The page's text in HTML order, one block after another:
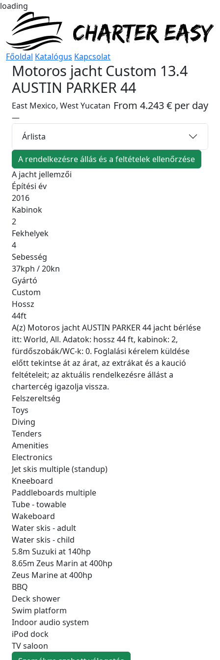
loading
Főoldal Katalógus Kapcsolat
Motoros jacht Custom 13.4
AUSTIN PARKER 44
From 4.243 € per day
East Mexico, West Yucatan
—
Árlista
A rendelkezésre állás és a feltételek ellenőrzése
A jacht jellemzői
Építési év
2016
Kabinok
2
Fekhelyek
4
Sebesség
37kph / 20kn
Gyártó
Custom
Hossz
44ft
A(z) Motoros jacht AUSTIN PARKER 44 jacht bérlése
itt: World, All. Adatok: hossz 44 ft, kabinok: 2,
fürdőszobák/WC-k: 0. Foglalási kérelem küldése
előtt tekintse át az árat, az extrákat és a kaució
feltételeit; az aktuális rendelkezésre állást a
chartercég igazolja vissza.
Felszereltség
Toys
Diving
Tenders
Amenities
Electronics
Jet skis multiple (standup)
Kneeboard
Paddleboards multiple
Tube - towable
Wakeboard
Water skis - adult
Water skis - child
5.8m Suzuki at 140hp
8.65m Zeus Marin at 400hp
Zeus Marine at 400hp
BBQ
Deck shower
Swim platform
Indoor audio system
iPod dock
TV saloon